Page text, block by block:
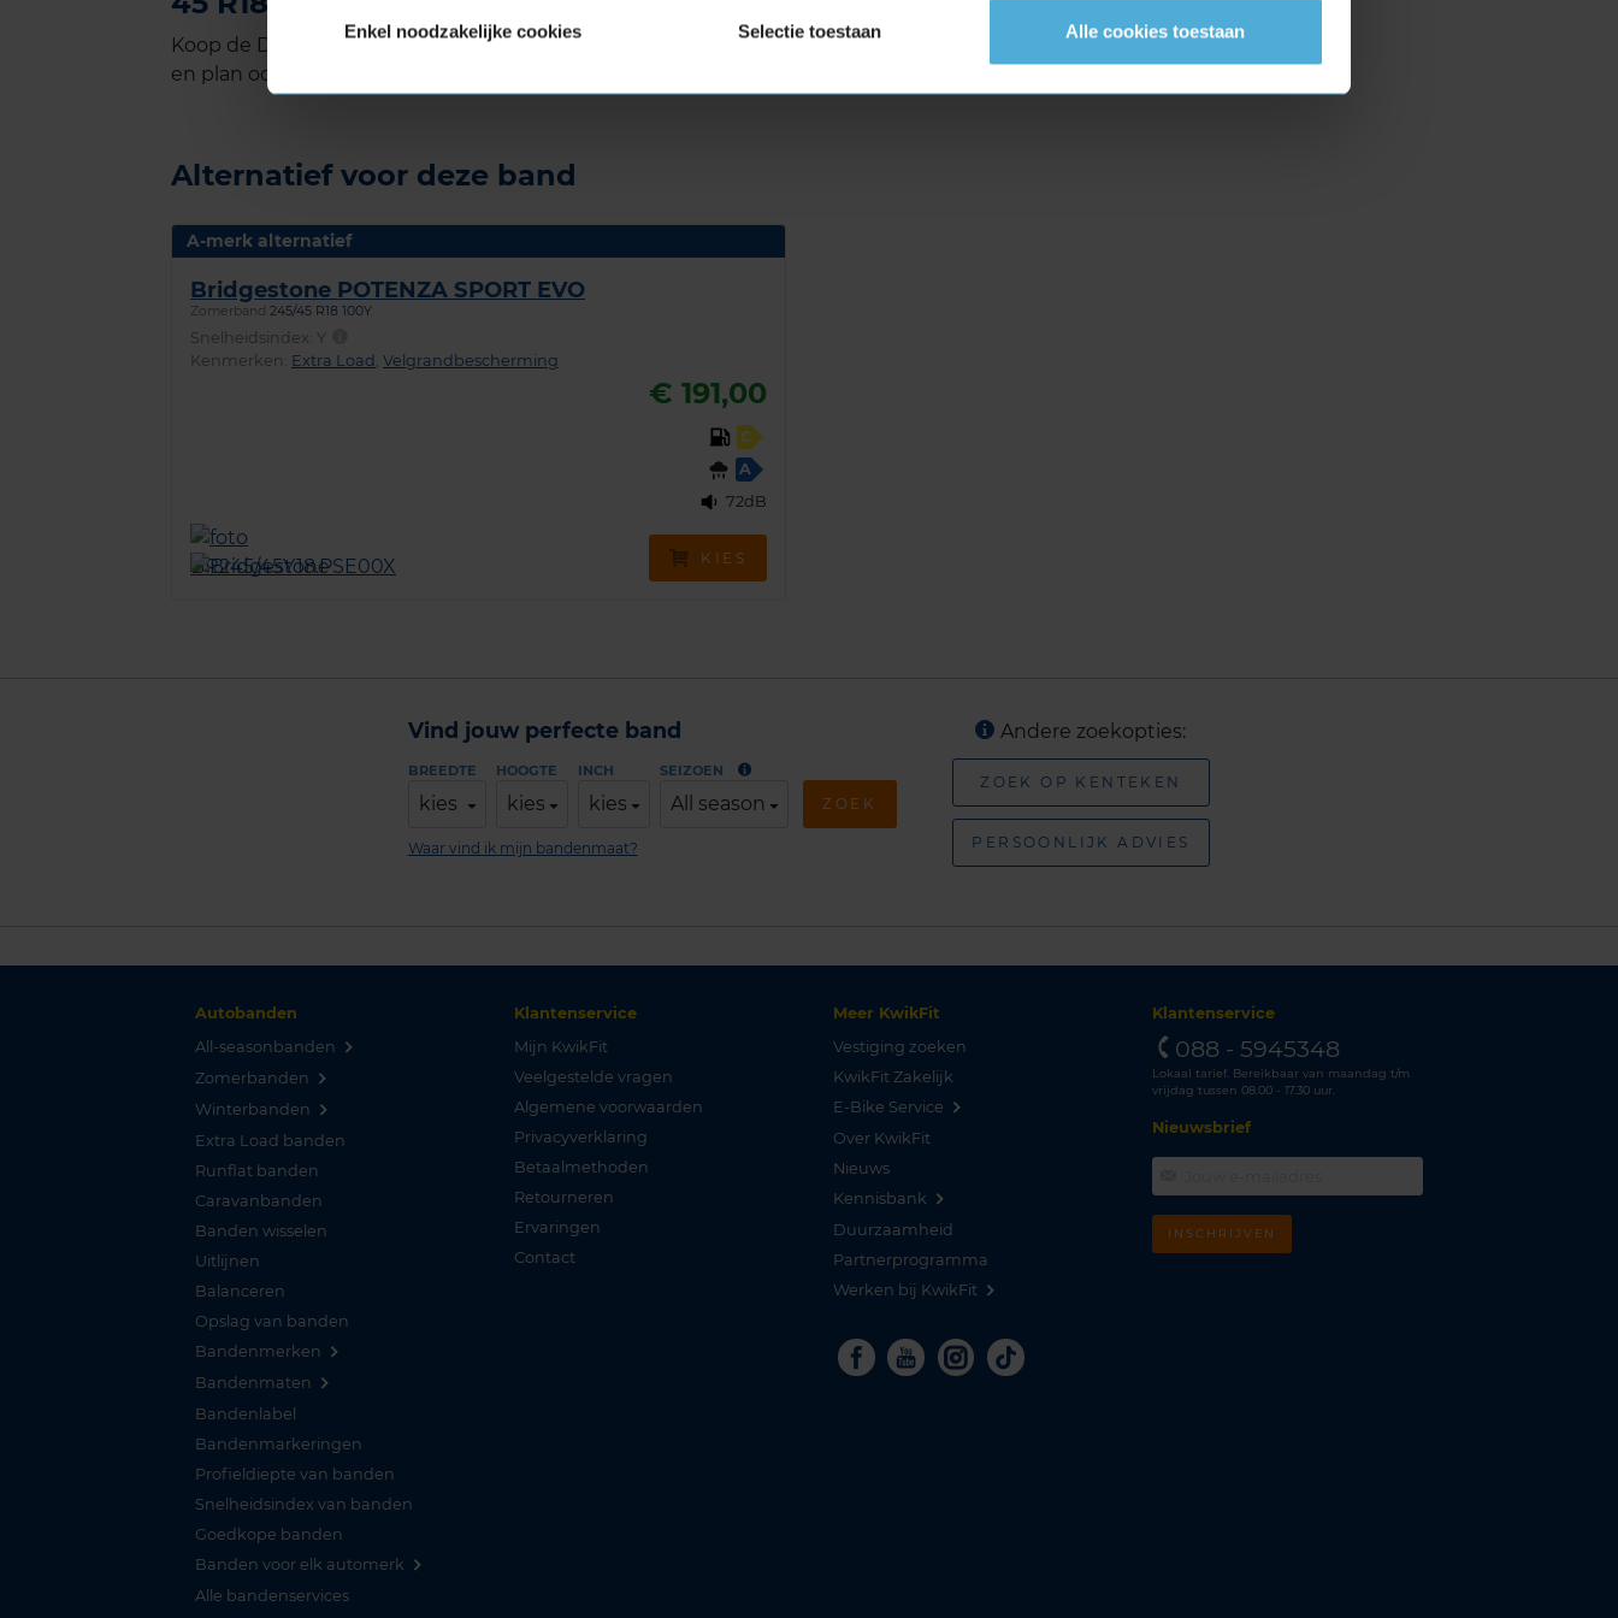
Enkel noodzakelijke cookies Selectie toestaan Alle cookies toestaan
Koop de Dunlop SPORT MAXX RT 2 Extra load in de maat 245 45 R18 eenvoudig online
en plan ook gelijk online je montageafspraak in bij jouw KwikFit vestiging.
Alternatief voor deze band
A-merk alternatief
Bridgestone POTENZA SPORT EVO
Zomerband 245/45 R18 100Y
Snelheidsindex: Y
Kenmerken: Extra Load Velgrandbescherming
€ 191,00
C
A
72dB
KIES
Vind jouw perfecte band
BREEDTE
kies
HOOGTE
kies
INCH
kies
SEIZOEN
All season ZOEK
Waar vind ik mijn bandenmaat?
Andere zoekopties:
ZOEK OP KENTEKEN
PERSOONLIJK ADVIES
Autobanden
All-seasonbanden
Zomerbanden
Winterbanden
Extra Load banden
Runflat banden
Caravanbanden
Banden wisselen
Uitlijnen
Balanceren
Opslag van banden
Bandenmerken
Bandenmaten
Bandenlabel
Bandenmarkeringen
Profieldiepte van banden
Snelheidsindex van banden
Goedkope banden
Banden voor elk automerk
Alle bandenservices
Klantenservice
Mijn KwikFit
Veelgestelde vragen
Algemene voorwaarden
Privacyverklaring
Betaalmethoden
Retourneren
Ervaringen
Contact
Meer KwikFit
Vestiging zoeken
KwikFit Zakelijk
E-Bike Service
Over KwikFit
Nieuws
Kennisbank
Duurzaamheid
Partnerprogramma
Werken bij KwikFit
Facebook
YoutubeInstagram
Tiktok
Klantenservice
088 - 5945348
Lokaal tarief. Bereikbaar van maandag t/m
vrijdag tussen 08.00 - 17.30 uur.
Nieuwsbrief
INSCHRIJVEN